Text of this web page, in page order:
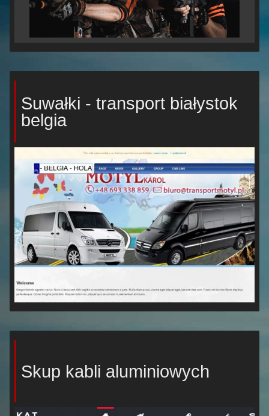
Suwałki - transport białystok
belgia
Skup kabli aluminiowych